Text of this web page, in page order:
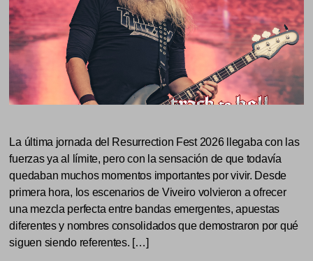
La última jornada del Resurrection Fest 2026 llegaba con las
fuerzas ya al límite, pero con la sensación de que todavía
quedaban muchos momentos importantes por vivir. Desde
primera hora, los escenarios de Viveiro volvieron a ofrecer
una mezcla perfecta entre bandas emergentes, apuestas
diferentes y nombres consolidados que demostraron por qué
siguen siendo referentes. […]